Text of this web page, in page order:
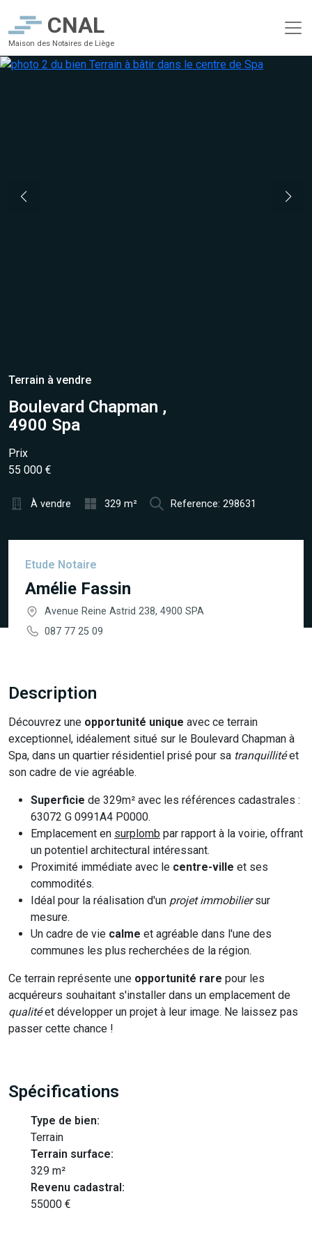
CNAL
Maison des Notaires de Liège
Terrain à vendre
Boulevard Chapman ,
4900 Spa
Prix
55 000 €
À vendre 329 m² Reference: 298631
Etude Notaire
Amélie Fassin
Avenue Reine Astrid 238, 4900 SPA
087 77 25 09
Description
Découvrez une opportunité unique avec ce terrain
exceptionnel, idéalement situé sur le Boulevard Chapman à
Spa, dans un quartier résidentiel prisé pour sa tranquillitéet
son cadre de vie agréable.
Superficie de 329m² avec les références cadastrales :
63072 G 0991A4 P0000.
Emplacement en surplomb par rapport à la voirie, offrant
un potentiel architectural intéressant.
Proximité immédiate avec le centre-ville et ses
commodités.
Idéal pour la réalisation d'un projet immobiliersur
mesure.
Un cadre de vie calme et agréable dans l'une des
communes les plus recherchées de la région.
Ce terrain représente une opportunité rare pour les
acquéreurs souhaitant s'installer dans un emplacement de
qualitéet développer un projet à leur image. Ne laissez pas
passer cette chance !
Spécifications
Type de bien:
Terrain
Terrain surface:
329 m²
Revenu cadastral:
55000 €